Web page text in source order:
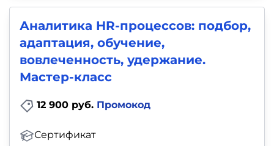
Аналитика HR-процессов: подбор,
адаптация, обучение,
вовлеченность, удержание.
Мастер-класс
12 900 руб. Промокод
Сертификат